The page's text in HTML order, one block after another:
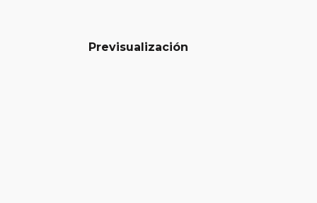
Previsualización